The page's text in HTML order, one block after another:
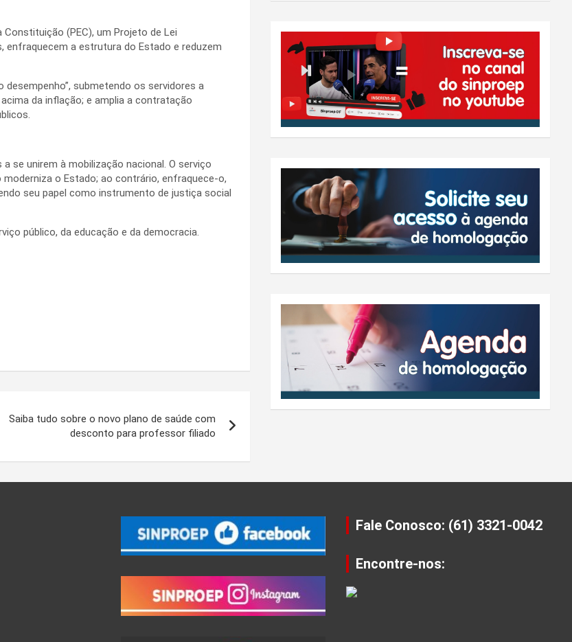
(PEC), um Projeto de Lei
enfraquecem a estrutura do Estado e reduzem
submetendo os servidores a
da inflação; e amplia a contratação
se unirem à mobilização nacional. O serviço
o Estado; ao contrário, enfraquece-o,
seu papel como instrumento de justiça social
público, da educação e da democracia.
Saiba tudo sobre o novo plano de saúde com
desconto para professor filiado
Fale Conosco: (61) 3321-0042
Encontre-nos: